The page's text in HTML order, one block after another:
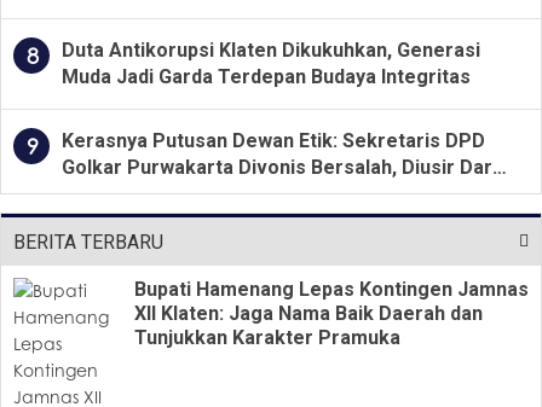
Tengah 2026
8
Duta Antikorupsi Klaten Dikukuhkan, Generasi
Muda Jadi Garda Terdepan Budaya Integritas
9
Kerasnya Putusan Dewan Etik: Sekretaris DPD
Golkar Purwakarta Divonis Bersalah, Diusir Dari
Jabatan Selama Empat Tahun
BERITA TERBARU
Bupati Hamenang Lepas Kontingen Jamnas
XII Klaten: Jaga Nama Baik Daerah dan
Tunjukkan Karakter Pramuka